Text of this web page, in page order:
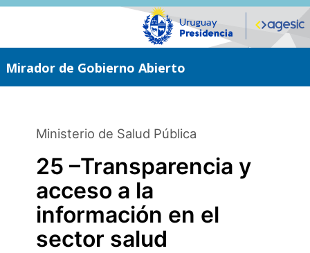
Saltar
Mirador de Gobierno Abierto
Ministerio de Salud Pública
25 –Transparencia y
acceso a la
información en el
sector salud